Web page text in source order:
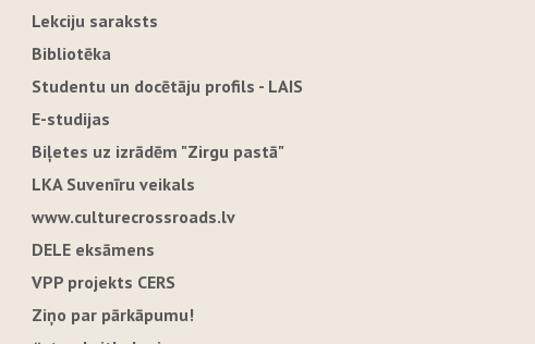
Lekciju saraksts
Bibliotēka
Studentu un docētāju profils - LAIS
E-studijas
Biļetes uz izrādēm "Zirgu pastā"
LKA Suvenīru veikals
www.culturecrossroads.lv
DELE eksāmens
VPP projekts CERS
Ziņo par pārkāpumu!